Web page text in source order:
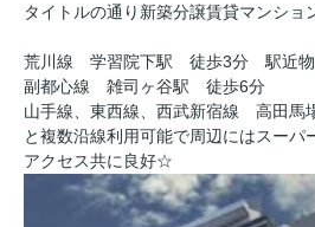
タイトルの通り新築分譲賃貸マンショ
荒川線 学習院下駅 徒歩3分 駅近
副都心線 雑司ヶ谷駅 徒歩6分
山手線、東西線、西武新宿線 高田
と複数沿線利用可能で周辺にはスーパ
アクセス共に良好☆